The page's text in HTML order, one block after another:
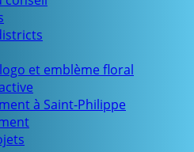
et emblème floral
à Saint-Philippe